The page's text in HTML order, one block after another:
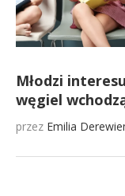
Młodzi
węgiel
przez Emilia